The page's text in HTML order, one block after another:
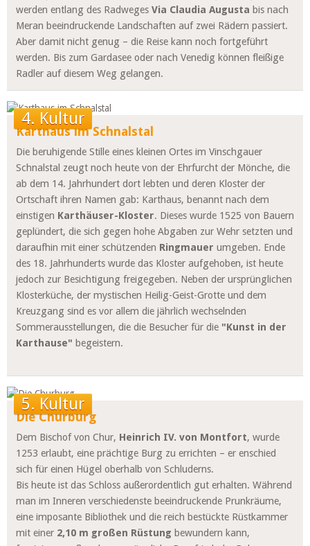
werden entlang des Radweges Via Claudia Augusta bis nach
Meran beeindruckende Landschaften auf zwei Rädern passiert.
Aber damit nicht genug – die Reise kann noch fortgeführt
werden. Bis zum Gardasee oder nach Venedig können fleißige
Radler auf diesem Weg gelangen.
4. Kultur
Karthaus im Schnalstal
Die beruhigende Stille eines kleinen Ortes im Vinschgauer
Schnalstal zeugt noch heute von der Ehrfurcht der Mönche, die
ab dem 14. Jahrhundert dort lebten und deren Kloster der
Ortschaft ihren Namen gab: Karthaus, benannt nach dem
einstigen Karthäuser-Kloster. Dieses wurde 1525 von Bauern
geplündert, die sich gegen hohe Abgaben zur Wehr setzten und
daraufhin mit einer schützenden Ringmauer umgeben. Ende
des 18. Jahrhunderts wurde das Kloster aufgehoben, ist heute
jedoch zur Besichtigung freigegeben. Neben der ursprünglichen
Klosterküche, der mystischen Heilig-Geist-Grotte und dem
Kreuzgang sind es vor allem die jährlich wechselnden
Sommerausstellungen, die die Besucher für die "Kunst in der
Karthause" begeistern.
5. Kultur
Die Churburg
Dem Bischof von Chur, Heinrich IV. von Montfort, wurde
1253 erlaubt, eine prächtige Burg zu errichten – er enschied
sich für einen Hügel oberhalb von Schluderns.
Bis heute ist das Schloss außerordentlich gut erhalten. Während
man im Inneren verschiedenste beeindruckende Prunkräume,
eine imposante Bibliothek und die reich bestückte Rüstkammer
mit einer 2,10 m großen Rüstung bewundern kann,